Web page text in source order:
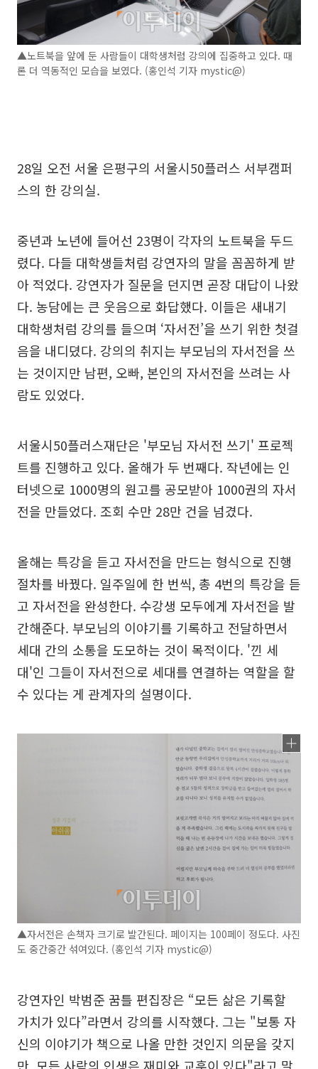
▲노트북을 앞에 둔 사람들이 대학생처럼 강의에 집중하고 있다. 때
론 더 역동적인 모습을 보였다. (홍인석 기자 mystic@)
28일 오전 서울 은평구의 서울시50플러스 서부캠퍼
스의 한 강의실.
중년과 노년에 들어선 23명이 각자의 노트북을 두드
렸다. 다들 대학생들처럼 강연자의 말을 꼼꼼하게 받
아 적었다. 강연자가 질문을 던지면 곧장 대답이 나왔
다. 농담에는 큰 웃음으로 화답했다. 이들은 새내기
대학생처럼 강의를 들으며 ‘자서전’을 쓰기 위한 첫걸
음을 내디뎠다. 강의의 취지는 부모님의 자서전을 쓰
는 것이지만 남편, 오빠, 본인의 자서전을 쓰려는 사
람도 있었다.
서울시50플러스재단은 '부모님 자서전 쓰기' 프로젝
트를 진행하고 있다. 올해가 두 번째다. 작년에는 인
터넷으로 1000명의 원고를 공모받아 1000권의 자서
전을 만들었다. 조회 수만 28만 건을 넘겼다.
올해는 특강을 듣고 자서전을 만드는 형식으로 진행
절차를 바꿨다. 일주일에 한 번씩, 총 4번의 특강을 듣
고 자서전을 완성한다. 수강생 모두에게 자서전을 발
간해준다. 부모님의 이야기를 기록하고 전달하면서
세대 간의 소통을 도모하는 것이 목적이다. '낀 세
대'인 그들이 자서전으로 세대를 연결하는 역할을 할
수 있다는 게 관계자의 설명이다.
▲자서전은 손책자 크기로 발간된다. 페이지는 100페이 정도다. 사진
도 중간중간 섞여있다. (홍인석 기자 mystic@)
강연자인 박범준 꿈틀 편집장은 “모든 삶은 기록할
가치가 있다”라면서 강의를 시작했다. 그는 "보통 자
신의 이야기가 책으로 나올 만한 것인지 의문을 갖지